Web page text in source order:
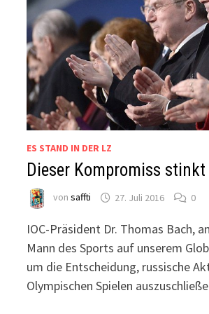
ES STAND IN DER LZ
Dieser Kompromiss
vonsaffti 27. Juli 2016 0
IOC-Präsident Dr. Thomas Bach,
Mann des Sports auf unserem
um die Entscheidung, russische
Olympischen Spielen